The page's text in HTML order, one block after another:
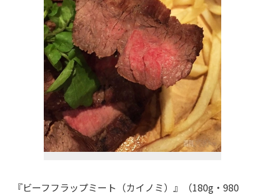
『ビーフフラップミート（カイノミ）』（180g・980